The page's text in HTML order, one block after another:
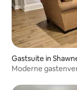
Gastsuite in
Moderne